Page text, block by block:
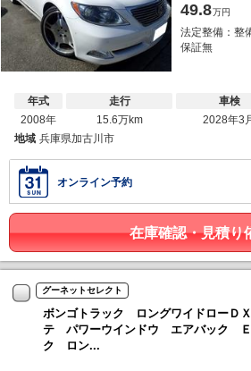
49.8万円
法定整備：整
保証無
年式
2008年
走行
15.6万km
車検
2028年3
地域 兵庫県加古川市
オンライン予約
在庫確認・見積り
グーネットセレクト
ボンゴトラック ロングワイドロー
テ パワーウインドウ エアバック
ク ロン...